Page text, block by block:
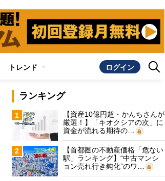
トレンド ログイン
ランキング
1
【資産10億円超・かんちさんが
厳選！】「キオクシアの次」に
資金が流れる期待の…
2
【首都圏の不動産価格「危ない
駅」ランキング】“中古マンシ
ョン売れ行き鈍化”のワ…